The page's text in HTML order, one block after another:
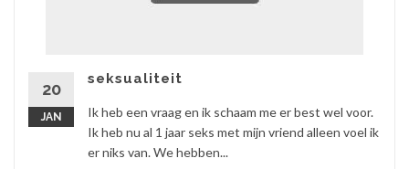
20
JAN
seksualiteit
Ik heb een vraag en ik schaam me er best wel voor.
Ik heb nu al 1 jaar seks met mijn vriend alleen voel ik
er niks van. We hebben...